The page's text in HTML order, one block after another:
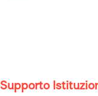
Supporto